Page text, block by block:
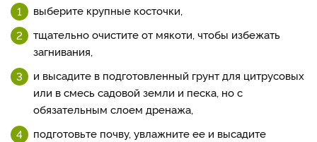
выберите крупные косточки,
тщательно очистите от мякоти, чтобы избежать
загнивания,
и высадите в подготовленный грунт для цитрусовых
или в смесь садовой земли и песка, но с
обязательным слоем дренажа,
подготовьте почву, увлажните ее и высадите